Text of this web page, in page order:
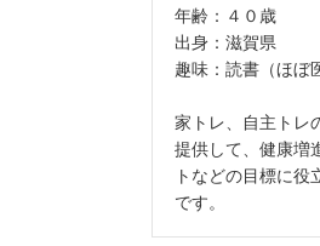
年齢：４０歳
出身：滋賀県
趣味：読書（ほぼ
家トレ、自主トレ
提供して、健康
トなどの目標に
です。